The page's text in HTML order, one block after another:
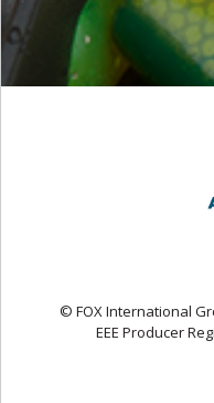
© FOX International
EEE Producer